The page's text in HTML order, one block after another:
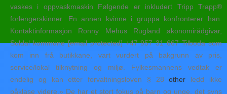
vaskes i oppvaskmaskin Følgende er inkludert Tripp Trapp®
forlengerskinner. En annen kvinne i gruppa konfronterer han.
Kontaktinformasjon Ronny Mehus Rugland økonomirådgivar,
Suldal kommune [email protected] +47 957 31 667 Tilboda som
kom inn frå butikkane, vart vurdert på bakgrunn av pris,
service/lokal tilknytning og miljø. Fylkesmannens vedtak er
endelig og kan etter forvaltningsloven § 28other ledd ikke
påklase videre.» De har et stort fokus på barn og unge, det syns